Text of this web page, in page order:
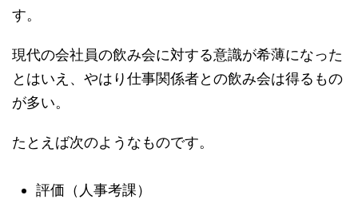
す。
現代の会社員の飲み会に対する意識が希薄になった
とはいえ、やはり仕事関係者との飲み会は得るもの
が多い。
たとえば次のようなものです。
評価（人事考課）